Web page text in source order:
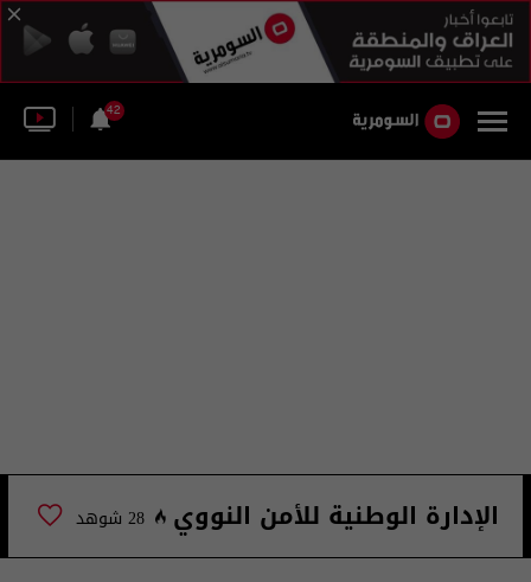
42
الإدارة الوطنية للأمن النووي 28 شوهد